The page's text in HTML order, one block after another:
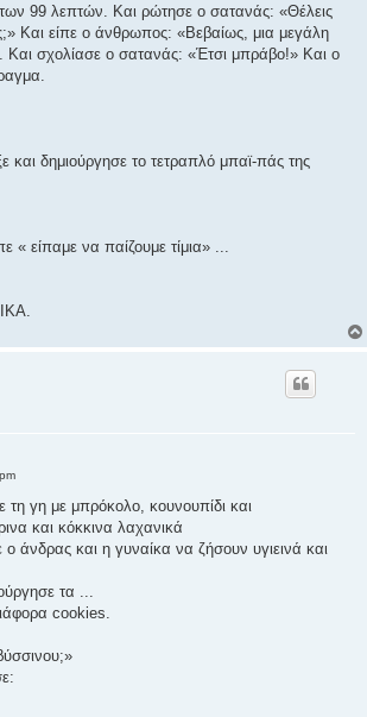
των 99 λεπτών. Και ρώτησε ο σατανάς: «Θέλεις
Και είπε ο άνθρωπος: «Βεβαίως, μια μεγάλη
Kαι σχολίασε ο σατανάς: «Έτσι μπράβο!» Και ο
και δημιούργησε το τετραπλό μπαϊ-πάς της
« είπαμε να παίζουμε τίμια» ...
τη γη με μπρόκολο, κουνουπίδι και
και κόκκινα λαχανικά
άνδρας και η γυναίκα να ζήσουν υγιεινά και
τα ...
cookies.